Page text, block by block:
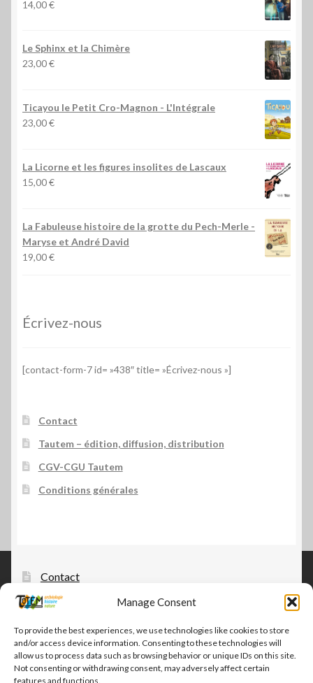
Manage Consent
To provide the best experiences, we use technologies like cookies to store
and/or access device information. Consenting to these technologies will
allow us to process data such as browsing behavior or unique IDs on this site.
Not consenting or withdrawing consent, may adversely affect certain
features and functions.
14,00€
Le Sphinx et la Chimère
23,00€
Ticayou le Petit Cro-Magnon - L'Intégrale
23,00€
La Licorne et les figures insolites de Lascaux
15,00€
La Fabuleuse histoire de la grotte du Pech-Merle -
Maryse et André David
19,00€
Écrivez-nous
[contact-form-7 id= »438″ title= »Écrivez-nous »]
Contact
Tautem – édition, diffusion, distribution
CGV-CGU Tautem
Conditions générales
Contact
Tautem – édition, diffusion, distribution
CGV-CGU Tautem
Conditions générales